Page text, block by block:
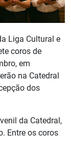
Liga Cultural e
coros de
em
na Catedral
dos
da Catedral,
Entre os coros